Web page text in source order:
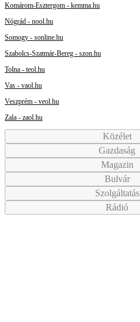
Komárom-Esztergom - kemma.hu
Nógrád - nool.hu
Somogy - sonline.hu
Szabolcs-Szatmár-Bereg - szon.hu
Tolna - teol.hu
Vas - vaol.hu
Veszprém - veol.hu
Zala - zaol.hu
Közélet
Gazdaság
Magazin
Bulvár
Szolgáltatás
Rádió